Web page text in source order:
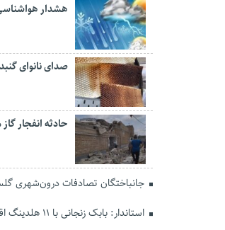
هشدار
صدای نانوای
حادثه انفجار
جانباختگان تصادفات درون‌شهری گلستان ۱۷ درصد
استاندار: بابک زنجانی با ۱۱ هلدینگ اقتصادی پیگیر سرمایه‌گذاری در گلستان است